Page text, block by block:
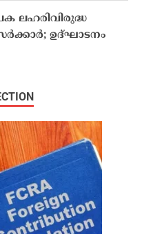
ലഹരിവിരുദ്ധ
ഉദ്ഘാടനം